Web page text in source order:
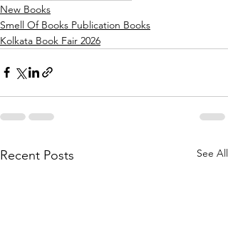
New Books
Smell Of Books Publication Books
Kolkata Book Fair 2026
Recent Posts See All